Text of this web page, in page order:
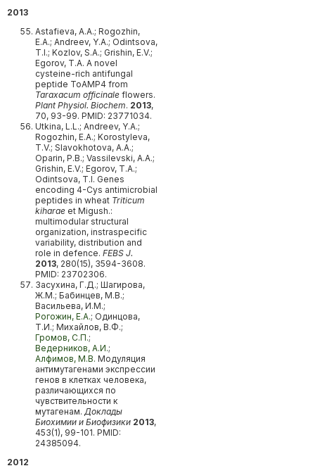
2013
Astafieva, A.A.; Rogozhin,
E.A.; Andreev, Y.A.; Odintsova,
T.I.; Kozlov, S.A.; Grishin, E.V.;
Egorov, T.A. A novel
cysteine-rich antifungal
peptide ToAMP4 from
Taraxacum officinale flowers.
Plant Physiol. Biochem. 2013,
70, 93-99. PMID: 23771034.
Utkina, L.L.; Andreev, Y.A.;
Rogozhin, E.A.; Korostyleva,
T.V.; Slavokhotova, A.A.;
Oparin, P.B.; Vassilevski, A.A.;
Grishin, E.V.; Egorov, T.A.;
Odintsova, T.I. Genes
encoding 4-Cys antimicrobial
peptides in wheat Triticum
kiharae et Migush.:
multimodular structural
organization, instraspecific
variability, distribution and
role in defence. FEBS J.
2013, 280(15), 3594-3608.
PMID: 23702306.
Засухина, Г.Д.; Шагирова,
Ж.М.; Бабинцев, М.В.;
Васильева, И.М.;
Рогожин, Е.А.; Одинцова,
Т.И.; Михайлов, В.Ф.;
Громов, С.П.;
Ведерников, А.И.;
Алфимов, М.В. Модуляция
антимутагенами экспрессии
генов в клетках человека,
различающихся по
чувствительности к
мутагенам. Доклады
Биохимии и Биофизики 2013,
453(1), 99-101. PMID:
24385094.
2012